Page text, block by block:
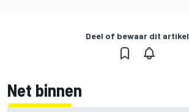
Deel of bewaar dit artikel
Net binnen